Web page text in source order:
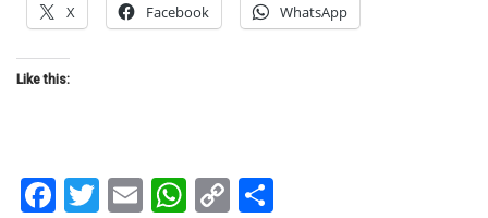
X Facebook WhatsApp
Like this:
Facebook
Twitter
EmailWhatsApp
Copy